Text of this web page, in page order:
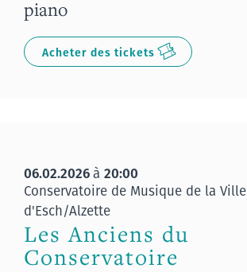
piano
Acheter des tickets
06.02.2026à 20:00
Conservatoire de Musique de la Ville
d'Esch/Alzette
Les Anciens du
Conservatoire